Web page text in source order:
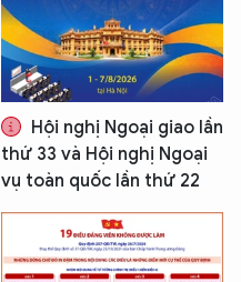
Hội nghị Ngoại giao lần
thứ 33 và Hội nghị Ngoại
vụ toàn quốc lần thứ 22